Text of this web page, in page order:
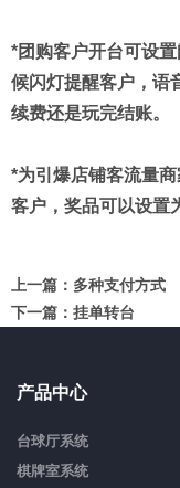
*团购客户开台可设
候闪灯提醒客户，语
续费还是玩完结账。
*为引爆店铺客流量
客户，奖品可以设置
上一篇： 多种支付方式
下一篇： 挂单转台
产品中心
台球厅系统
棋牌室系统